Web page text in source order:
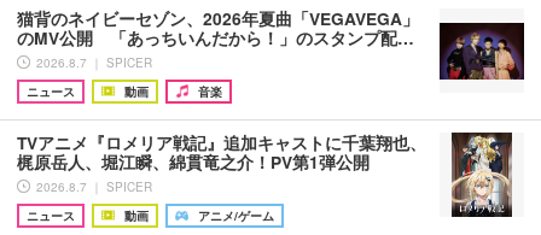
猫背のネイビーセゾン、2026年夏曲「VEGAVEGA」
のMV公開 「あっちいんだから！」のスタンプ配…
2026.8.7 ｜ SPICER
ニュース
動画 音楽
TVアニメ『ロメリア戦記』追加キャストに千葉翔也、
梶原岳人、堀江瞬、綿貫竜之介！PV第1弾公開
2026.8.7 ｜ SPICER
ニュース
動画 アニメ/ゲーム